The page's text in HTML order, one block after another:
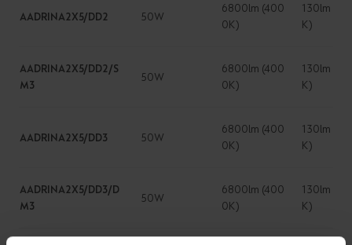
AADRINA2X5/DD2 50W
6800lm (400
0K)
130lm
K)
AADRINA2X5/DD2/S
M3
50W
6800lm (400
0K)
130lm
K)
AADRINA2X5/DD3 50W
6800lm (400
0K)
130lm
K)
AADRINA2X5/DD3/D
M3
50W
6800lm (400
0K)
130lm
K)